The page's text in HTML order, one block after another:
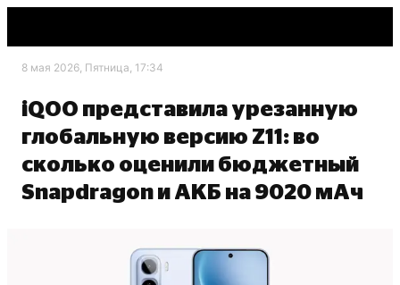
8 мая 2026, Пятница, 17:34
iQOO представила урезанную
глобальную версию Z11: во
сколько оценили бюджетный
Snapdragon и АКБ на 9020 мАч